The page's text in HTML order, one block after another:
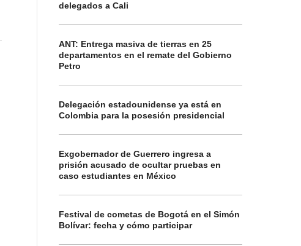
delegados a Cali
ANT: Entrega masiva de tierras en 25
departamentos en el remate del Gobierno
Petro
Delegación estadounidense ya está en
Colombia para la posesión presidencial
Exgobernador de Guerrero ingresa a
prisión acusado de ocultar pruebas en
caso estudiantes en México
Festival de cometas de Bogotá en el Simón
Bolívar: fecha y cómo participar